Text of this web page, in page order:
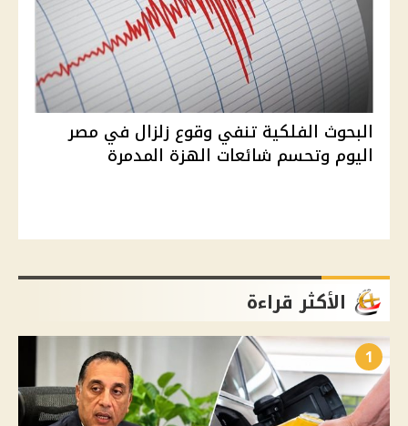
البحوث الفلكية تنفي وقوع زلزال في مصر
اليوم وتحسم شائعات الهزة المدمرة
الأكثر قراءة
1